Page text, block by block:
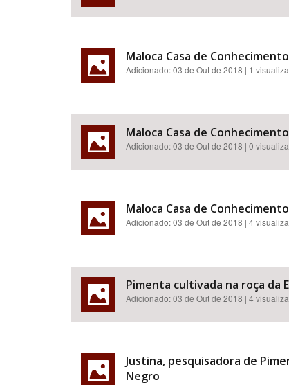
Maloca Casa de
Adicionado:03 de Out de 2018 | 1
Maloca Casa de
Adicionado:03 de Out de 2018 | 0
Maloca Casa de
Adicionado:03 de Out de 2018 | 4
Pimenta cultivada na roça da
Adicionado:03 de Out de 2018 | 4
Justina, pesquisadora de
Negro